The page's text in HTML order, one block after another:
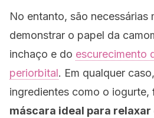
No entanto, são necessárias
demonstrar o papel da
inchaço e do escurecimento
periorbital. Em qualquer
ingredientes como o iogurte,
máscara ideal para relaxar